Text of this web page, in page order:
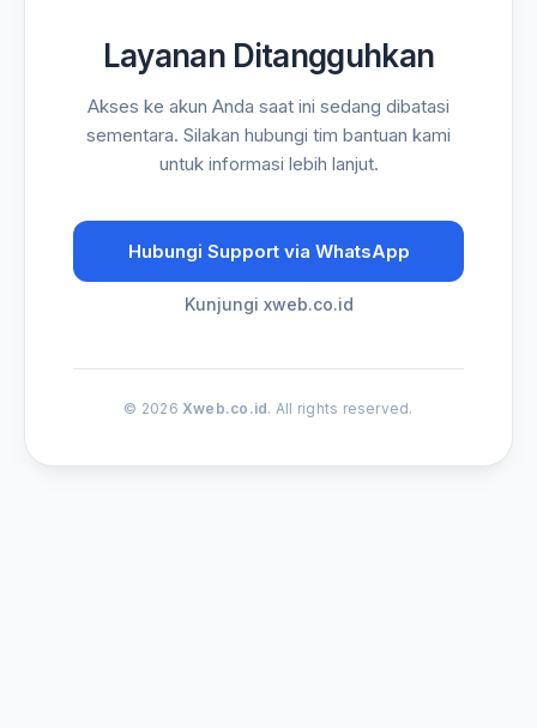
Layanan Ditangguhkan
Akses ke akun Anda saat ini sedang dibatasi
sementara. Silakan hubungi tim bantuan kami
untuk informasi lebih lanjut.
Hubungi Support via WhatsApp
Kunjungi xweb.co.id
© 2026 Xweb.co.id. All rights reserved.